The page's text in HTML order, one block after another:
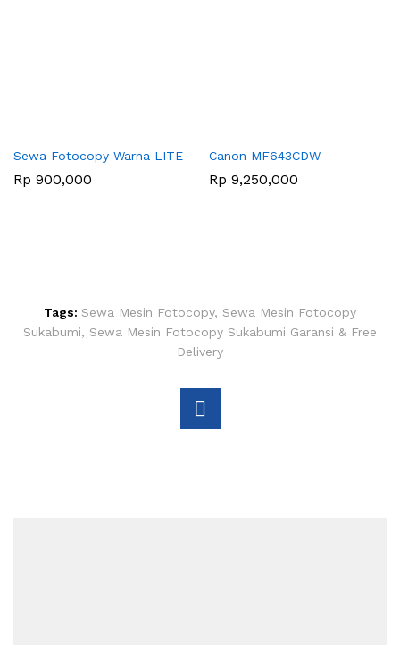
Sewa Fotocopy Warna LITE
Rp 900,000
Canon MF643CDW
Rp 9,250,000
Tags: Sewa Mesin Fotocopy, Sewa Mesin Fotocopy
Sukabumi, Sewa Mesin Fotocopy Sukabumi Garansi & Free
Delivery